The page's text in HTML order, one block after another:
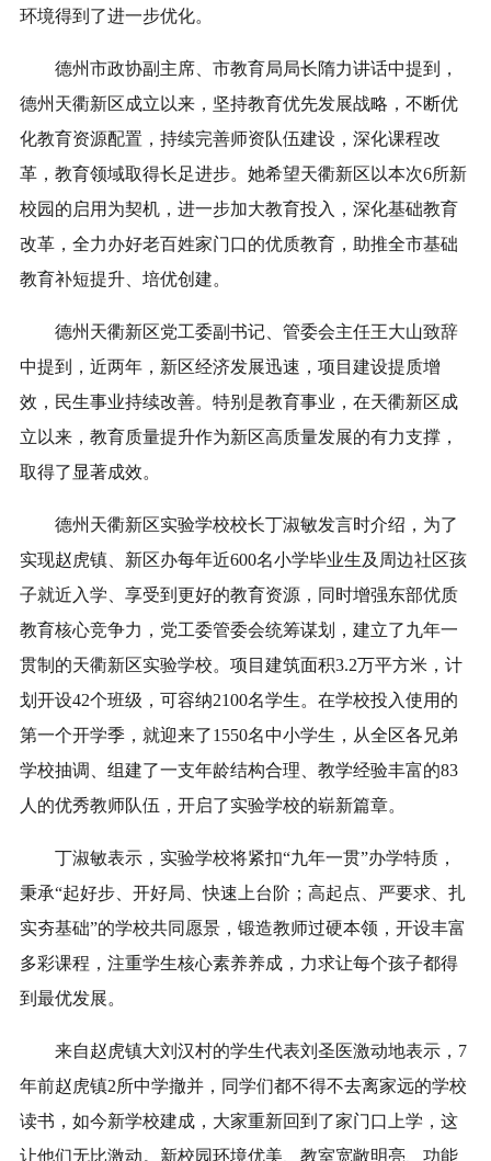
环境得到了进一步优化。
德州市政协副主席、市教育局局长隋力讲话中提到，
德州天衢新区成立以来，坚持教育优先发展战略，不断优
化教育资源配置，持续完善师资队伍建设，深化课程改
革，教育领域取得长足进步。她希望天衢新区以本次6所新
校园的启用为契机，进一步加大教育投入，深化基础教育
改革，全力办好老百姓家门口的优质教育，助推全市基础
教育补短提升、培优创建。
德州天衢新区党工委副书记、管委会主任王大山致辞
中提到，近两年，新区经济发展迅速，项目建设提质增
效，民生事业持续改善。特别是教育事业，在天衢新区成
立以来，教育质量提升作为新区高质量发展的有力支撑，
取得了显著成效。
德州天衢新区实验学校校长丁淑敏发言时介绍，为了
实现赵虎镇、新区办每年近600名小学毕业生及周边社区孩
子就近入学、享受到更好的教育资源，同时增强东部优质
教育核心竞争力，党工委管委会统筹谋划，建立了九年一
贯制的天衢新区实验学校。项目建筑面积3.2万平方米，计
划开设42个班级，可容纳2100名学生。在学校投入使用的
第一个开学季，就迎来了1550名中小学生，从全区各兄弟
学校抽调、组建了一支年龄结构合理、教学经验丰富的83
人的优秀教师队伍，开启了实验学校的崭新篇章。
丁淑敏表示，实验学校将紧扣“九年一贯”办学特质，
秉承“起好步、开好局、快速上台阶；高起点、严要求、扎
实夯基础”的学校共同愿景，锻造教师过硬本领，开设丰富
多彩课程，注重学生核心素养养成，力求让每个孩子都得
到最优发展。
来自赵虎镇大刘汉村的学生代表刘圣医激动地表示，7
年前赵虎镇2所中学撤并，同学们都不得不去离家远的学校
读书，如今新学校建成，大家重新回到了家门口上学，这
让他们无比激动。新校园环境优美、教室宽敞明亮、功能